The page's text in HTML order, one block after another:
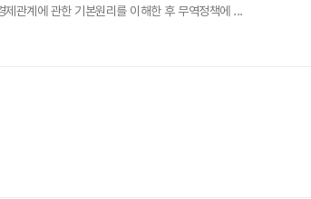
관계에 관한 기본원리를 이해한 후 무역정책에 ...